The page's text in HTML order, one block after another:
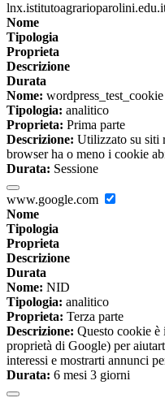
Nome
Tipologia
Proprieta
Descrizione
Durata
Nome: wordpress_test_cookie
Tipologia: analitico
Proprieta: Prima parte
Descrizione: Utilizzato su siti
browser ha o meno i cookie
Durata: Sessione
www.google.com
Nome
Tipologia
Proprieta
Descrizione
Durata
Nome: NID
Tipologia: analitico
Proprieta: Terza parte
Descrizione: Questo cookie
proprietà di Google) per
interessi e mostrarti annunci
Durata: 6 mesi 3 giorni